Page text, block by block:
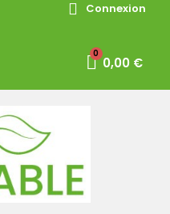
Connexion
0,00 €